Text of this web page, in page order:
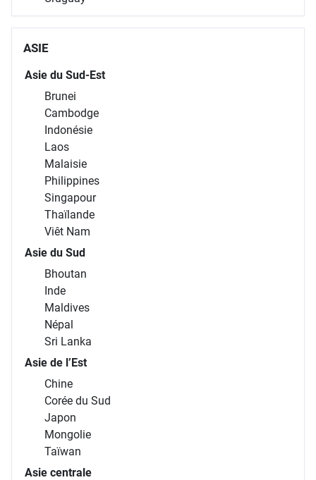
ASIE
Asie du Sud-Est
Brunei
Cambodge
Indonésie
Laos
Malaisie
Philippines
Singapour
Thaïlande
Viêt Nam
Asie du Sud
Bhoutan
Inde
Maldives
Népal
Sri Lanka
Asie de l’Est
Chine
Corée du Sud
Japon
Mongolie
Taïwan
Asie centrale